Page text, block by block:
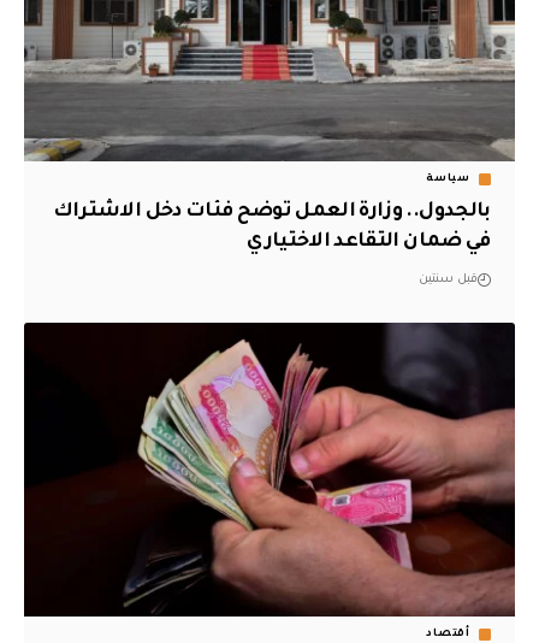
سياسة
بالجدول.. وزارة العمل توضح فئات دخل الاشتراك
في ضمان التقاعد الاختياري
قبل سنتين
أقتصاد